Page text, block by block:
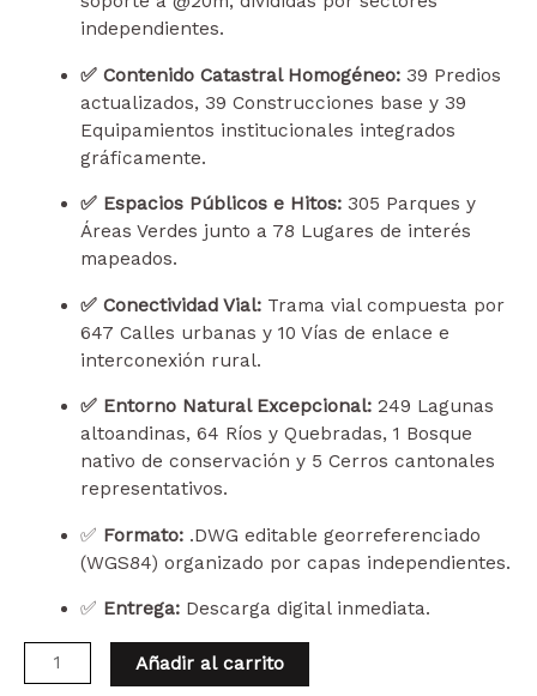
independientes.
✅ Contenido Catastral Homogéneo:39 Predios
actualizados, 39 Construcciones base y 39
Equipamientos institucionales integrados
gráficamente.
✅ Espacios Públicos e Hitos:305 Parques y
Áreas Verdes junto a 78 Lugares de interés
mapeados.
✅ Conectividad Vial:Trama vial compuesta por
647 Calles urbanas y 10 Vías de enlace e
interconexión rural.
✅ Entorno Natural Excepcional:249 Lagunas
altoandinas, 64 Ríos y Quebradas, 1 Bosque
nativo de conservación y 5 Cerros cantonales
representativos.
✅ Formato:.DWG editable georreferenciado
(WGS84) organizado por capas independientes.
✅ Entrega:Descarga digital inmediata.
ESPEJO
CANTÓN
Añadir al carrito